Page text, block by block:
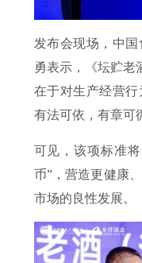
发布会现场，中
勇表示，《坛贮老
在于对生产经营
有法可依，有章可
可见，该项标准
币”，营造更健康
市场的良性发展。